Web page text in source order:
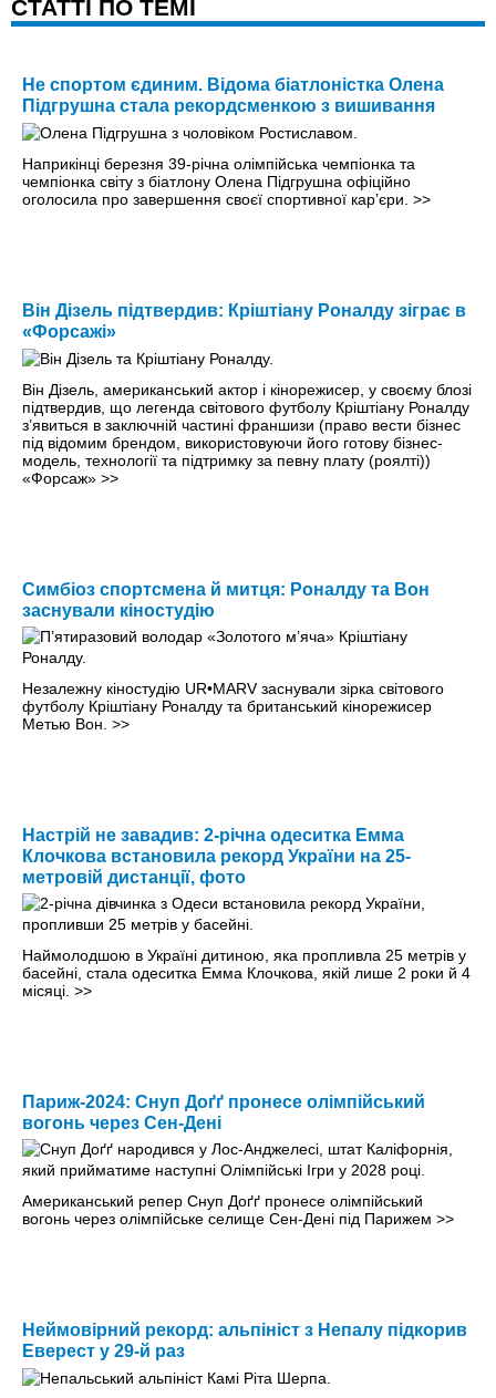
CТАТТІ ПО ТЕМІ
Не спортом єдиним. Відома біатлоністка Олена
Підгрушна стала рекордсменкою з вишивання
Наприкінці березня 39-річна олімпійська чемпіонка та
чемпіонка світу з біатлону Олена Підгрушна офіційно
оголосила про завершення своєї спортивної кар’єри. >>
Він Дізель підтвердив: Кріштіану Роналду зіграє в
«Форсажі»
Він Дізель, американський актор і кінорежисер, у своєму блозі
підтвердив, що легенда світового футболу Кріштіану Роналду
з’явиться в заключній частині франшизи (право вести бізнес
під відомим брендом, використовуючи його готову бізнес-
модель, технології та підтримку за певну плату (роялті))
«Форсаж» >>
Симбіоз спортсмена й митця: Роналду та Вон
заснували кіностудію
Незалежну кіностудію UR•MARV заснували зірка світового
футболу Кріштіану Роналду та британський кінорежисер
Метью Вон. >>
Настрій не завадив: 2-річна одеситка Емма
Клочкова встановила рекорд України на 25-
метровій дистанції, фото
Наймолодшою в Україні дитиною, яка пропливла 25 метрів у
басейні, стала одеситка Емма Клочкова, якій лише 2 роки й 4
місяці. >>
Париж-2024: Снуп Доґґ пронесе олімпійський
вогонь через Сен-Дені
Американський репер Снуп Доґґ пронесе олімпійський
вогонь через олімпійське селище Сен-Дені під Парижем >>
Неймовірний рекорд: альпініст з Непалу підкорив
Еверест у 29-й раз